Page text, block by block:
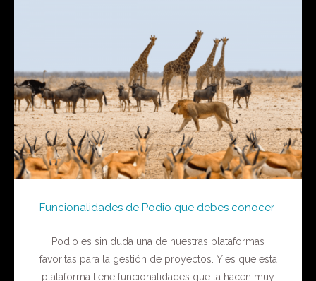
Funcionalidades de Podio que debes conocer
Podio es sin duda una de nuestras plataformas
favoritas para la gestión de proyectos. Y es que esta
plataforma tiene funcionalidades que la hacen muy